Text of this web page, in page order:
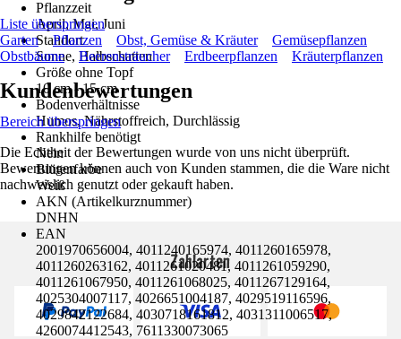
Pflanzzeit
April, Mai, Juni
Standort
Sonne, Halbschatten
Größe ohne Topf
10 cm - 15 cm
Bodenverhältnisse
Humos, Nährstoffreich, Durchlässig
Rankhilfe benötigt
Nein
Blütenfarbe
Weiß
AKN (Artikelkurznummer)
DNHN
EAN
2001970656004, 4011240165974, 4011260165978,
4011260263162, 4011261020481, 4011261059290,
4011261067950, 4011261068025, 4011267129164,
4025304007117, 4026651004187, 4029519116596,
4029842122684, 4030718161812, 4031311006517,
4260074412543, 7611330073065
Liste überspringen
Garten
Pflanzen Obst, Gemüse & Kräuter
Gemüsepflanzen
Obstbäume
Beerensträucher Erdbeerpflanzen Kräuterpflanzen
Kundenbewertungen
Bereich überspringen
Die Echtheit der Bewertungen wurde von uns nicht überprüft.
Bewertungen können auch von Kunden stammen, die die Ware nicht
nachweislich genutzt oder gekauft haben.
Zahlarten